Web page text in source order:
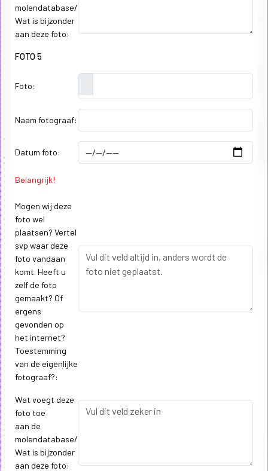
molendatabase/
Wat is bijzonder
aan deze foto:
FOTO 5
Foto:
Naam fotograaf:
Datum foto:
Belangrijk!
Mogen wij deze
foto wel
plaatsen? Vertel
svp waar deze
foto vandaan
komt. Heeft u
zelf de foto
gemaakt? Of
ergens
gevonden op
het internet?
Toestemming
van de eigenlijke
fotograaf?:
Wat voegt deze
foto toe
aan de
molendatabase/
Wat is bijzonder
aan deze foto: